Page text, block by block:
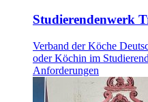
Studierendenwerk
Verband der Köche
oder Köchin im
Anforderungen